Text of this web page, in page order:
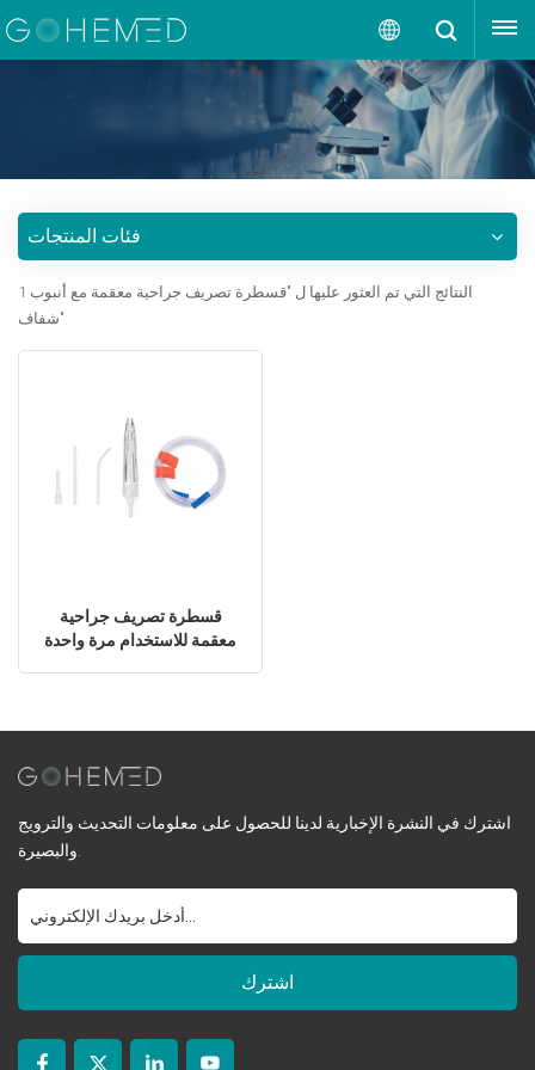
العربية
English
português
إقتبس
فئات المنتجات
1 النتائج التي تم العثور عليها ل "قسطرة تصريف جراحية معقمة مع أنبوب
شفاف"
قسطرة تصريف جراحية
معقمة للاستخدام مرة واحدة
اشترك في النشرة الإخبارية لدينا للحصول على معلومات التحديث والترويج